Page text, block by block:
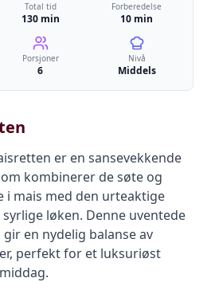
Total tid
130 min
Forberedelse
10 min
Porsjoner
6
Nivå
Middels
er en sansevekkende
kombinerer de søte og
i mais med den urteaktige
løken. Denne uventede
en nydelig balanse av
perfekt for et luksuriøst